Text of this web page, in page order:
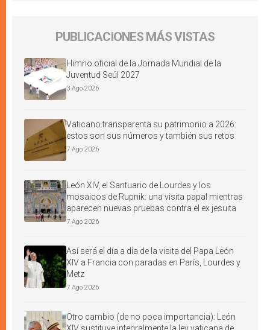
PUBLICACIONES MÁS VISTAS
Himno oficial de la Jornada Mundial de la
Juventud Seúl 2027
3 Ago 2026
Vaticano transparenta su patrimonio a 2026:
estos son sus números y también sus retos
7 Ago 2026
León XIV, el Santuario de Lourdes y los
mosaicos de Rupnik: una visita papal mientras
aparecen nuevas pruebas contra el ex jesuita
7 Ago 2026
Así será el día a día de la visita del Papa León
XIV a Francia con paradas en París, Lourdes y
Metz
7 Ago 2026
Otro cambio (de no poca importancia): León